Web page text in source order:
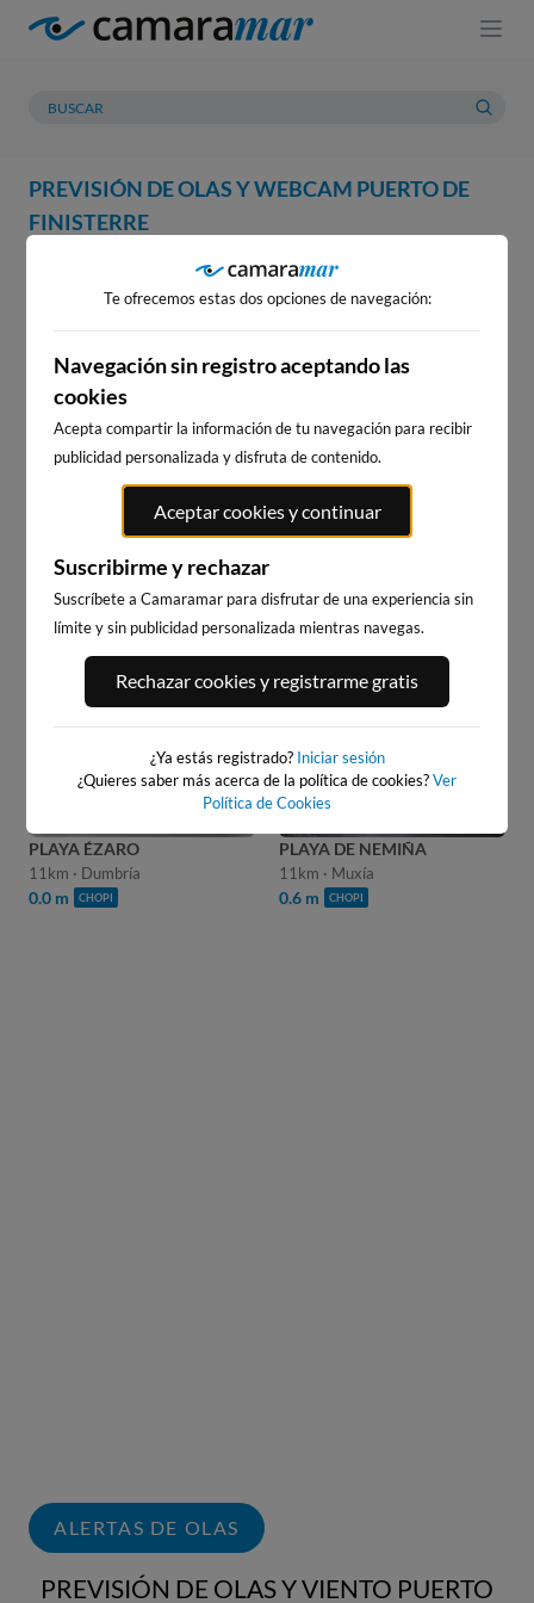
PREVISIÓN DE OLAS Y WEBCAM PUERTO DE
FINISTERRE
PREVISIÓN METEOROLOGÍA
WEBCAM PUERTO DE
FINISTERRE
Unmute Stream
Type
WEBCAMS CERCANAS
PLAYA ÉZARO
11km · Dumbría
0.0 m CHOPI
PLAYA DE NEMIÑA
11km · Muxía
0.6 m CHOPI
ALERTAS DE OLAS
PREVISIÓN DE OLAS Y VIENTO PUERTO
Te ofrecemos estas dos opciones de navegación:
Navegación sin registro aceptando las
cookies
Acepta compartir la información de tu navegación para recibir
publicidad personalizada y disfruta de contenido.
Aceptar cookies y continuar
Suscribirme y rechazar
Suscríbete a Camaramar para disfrutar de una experiencia sin
límite y sin publicidad personalizada mientras navegas.
Rechazar cookies y registrarme gratis
¿Ya estás registrado? Iniciar sesión
¿Quieres saber más acerca de la política de cookies?Ver
Política de Cookies